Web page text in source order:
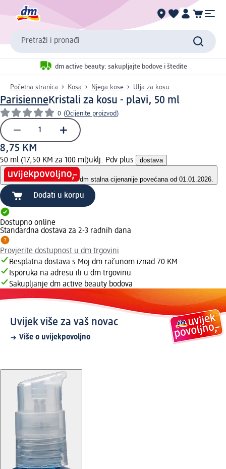
Pretraži i pronađi
dm active beauty: sakupljajte bodove i štedite
Početna stranica Kosa Njega kose Ulja za kosu
Parisienne Kristali za kosu - plavi, 50 ml
0 (Ocijenite proizvod)
8,75 KM
50 ml (17,50 KM za 100 ml)uklj. Pdv plus dostava
dm stalna cijenanije povećana od 01.01.2026.
Dodati u korpu
Dostupno online
Standardna dostava za 2-3 radnih dana
Provjerite dostupnost u dm trgovini
Besplatna dostava s Moj dm računom iznad 70 KM
Isporuka na adresu ili u dm trgovinu
Sakupljanje dm active beauty bodova
Uvijek više za vaš novac
Više o uvijekpovoljno